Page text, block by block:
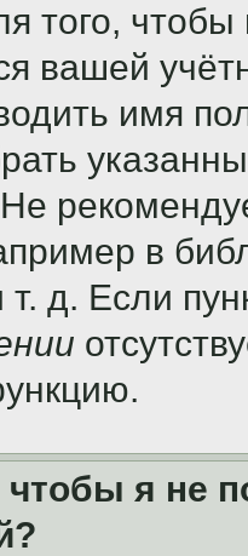
того, чтобы
вашей
имя
в
т. д. Если
чтобы я не